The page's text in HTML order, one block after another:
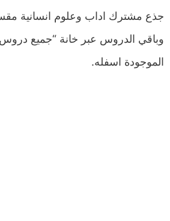
جذع مشترك اداب وعلوم انسانية
وباقي الدروس عبر خانة “جميع دروس
الموجودة اسفله.